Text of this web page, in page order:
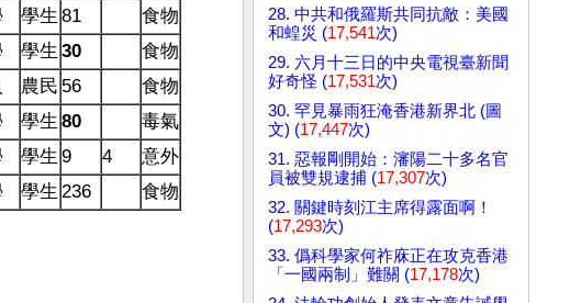
學生 81
食物
學生 30
食物
農民 56
食物
學生 80
毒氣
學生 9 4
意外
學生 236 食物
28. 中共和俄羅斯共同抗敵：美國
和蝗災 (17,541次)
29. 六月十三日的中央電視臺新聞
好奇怪 (17,531次)
30. 罕見暴雨狂淹香港新界北 (圖
文) (17,447次)
31. 惡報剛開始：瀋陽二十多名官
員被雙規逮捕 (17,307次)
32. 關鍵時刻江主席得露面啊！
(17,293次)
33. 僞科學家何祚庥正在攻克香港
「一國兩制」難關 (17,178次)